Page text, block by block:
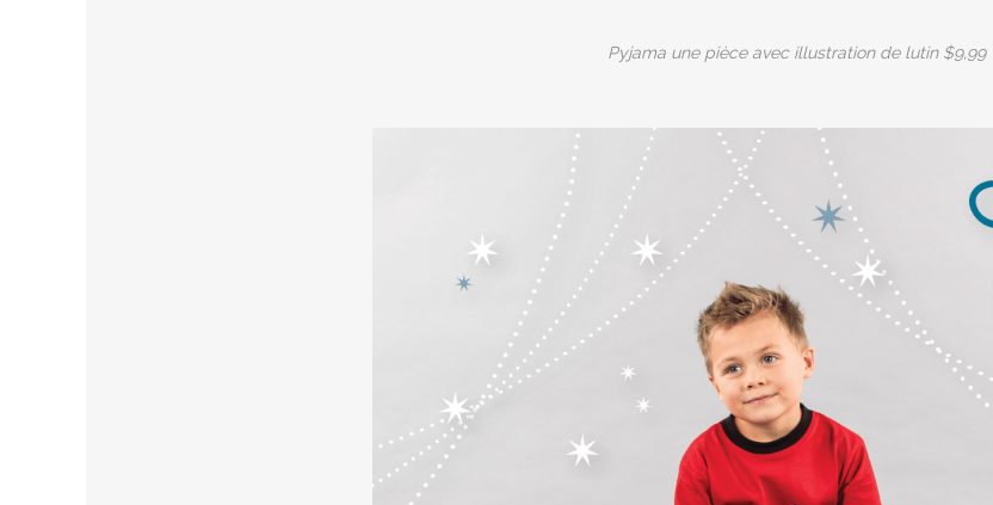
Pyjama une pièce avec illustration de lutin $9,99